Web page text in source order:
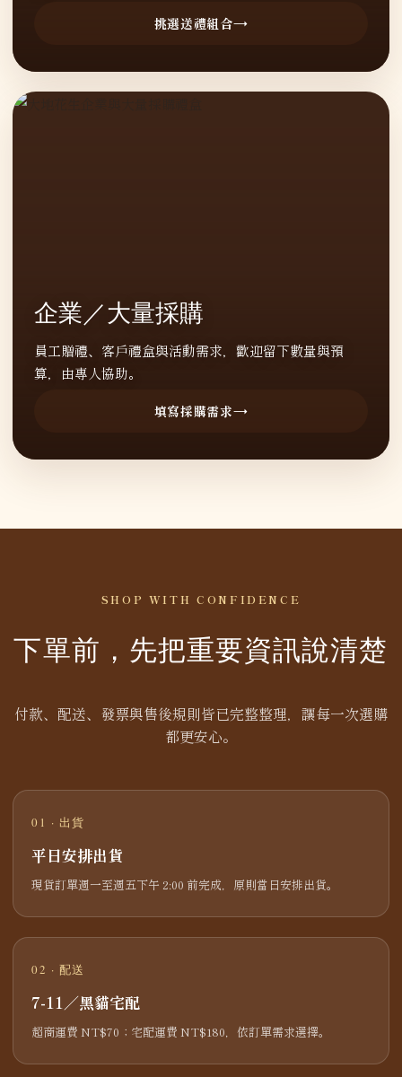
挑選送禮組合
企業／大量採購
員工贈禮、客戶禮盒與活動需求，歡迎留下數量與預
算，由專人協助。
填寫採購需求
SHOP WITH CONFIDENCE
下單前，先把重要資訊說清楚
付款、配送、發票與售後規則皆已完整整理，讓每一次選購
都更安心。
01 · 出貨
平日安排出貨
現貨訂單週一至週五下午 2:00 前完成，原則當日安排出貨。
02 · 配送
7-11／黑貓宅配
超商運費 NT$70；宅配運費 NT$180，依訂單需求選擇。